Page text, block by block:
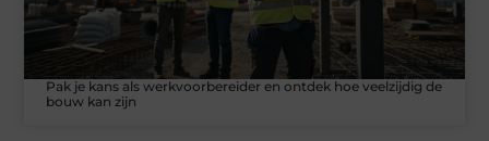
Pak je kans als werkvoorbereider en ontdek hoe veelzijdig de
bouw kan zijn